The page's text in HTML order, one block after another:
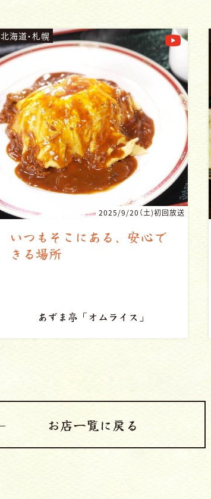
北海道・札幌
2025/9/15（月・祝)初回放送
お客さんとお店の幸せな関
係
カリー軒 「ハンバーグ」
お店一覧に戻る